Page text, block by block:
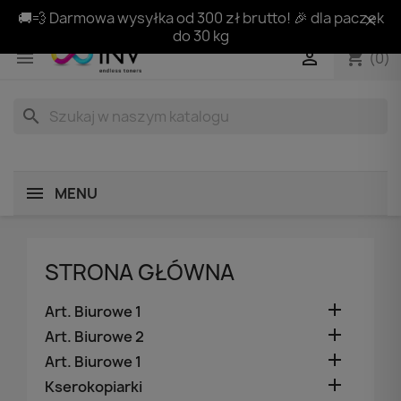
🚚💨 Darmowa wysyłka od 300 zł brutto! 🎉 dla paczek
do 30 kg
 shopping_cart(0)

search
MENU
STRONA GŁÓWNA
Art. Biurowe 1 
Art. Biurowe 2 
Art. Biurowe 1 
Kserokopiarki 